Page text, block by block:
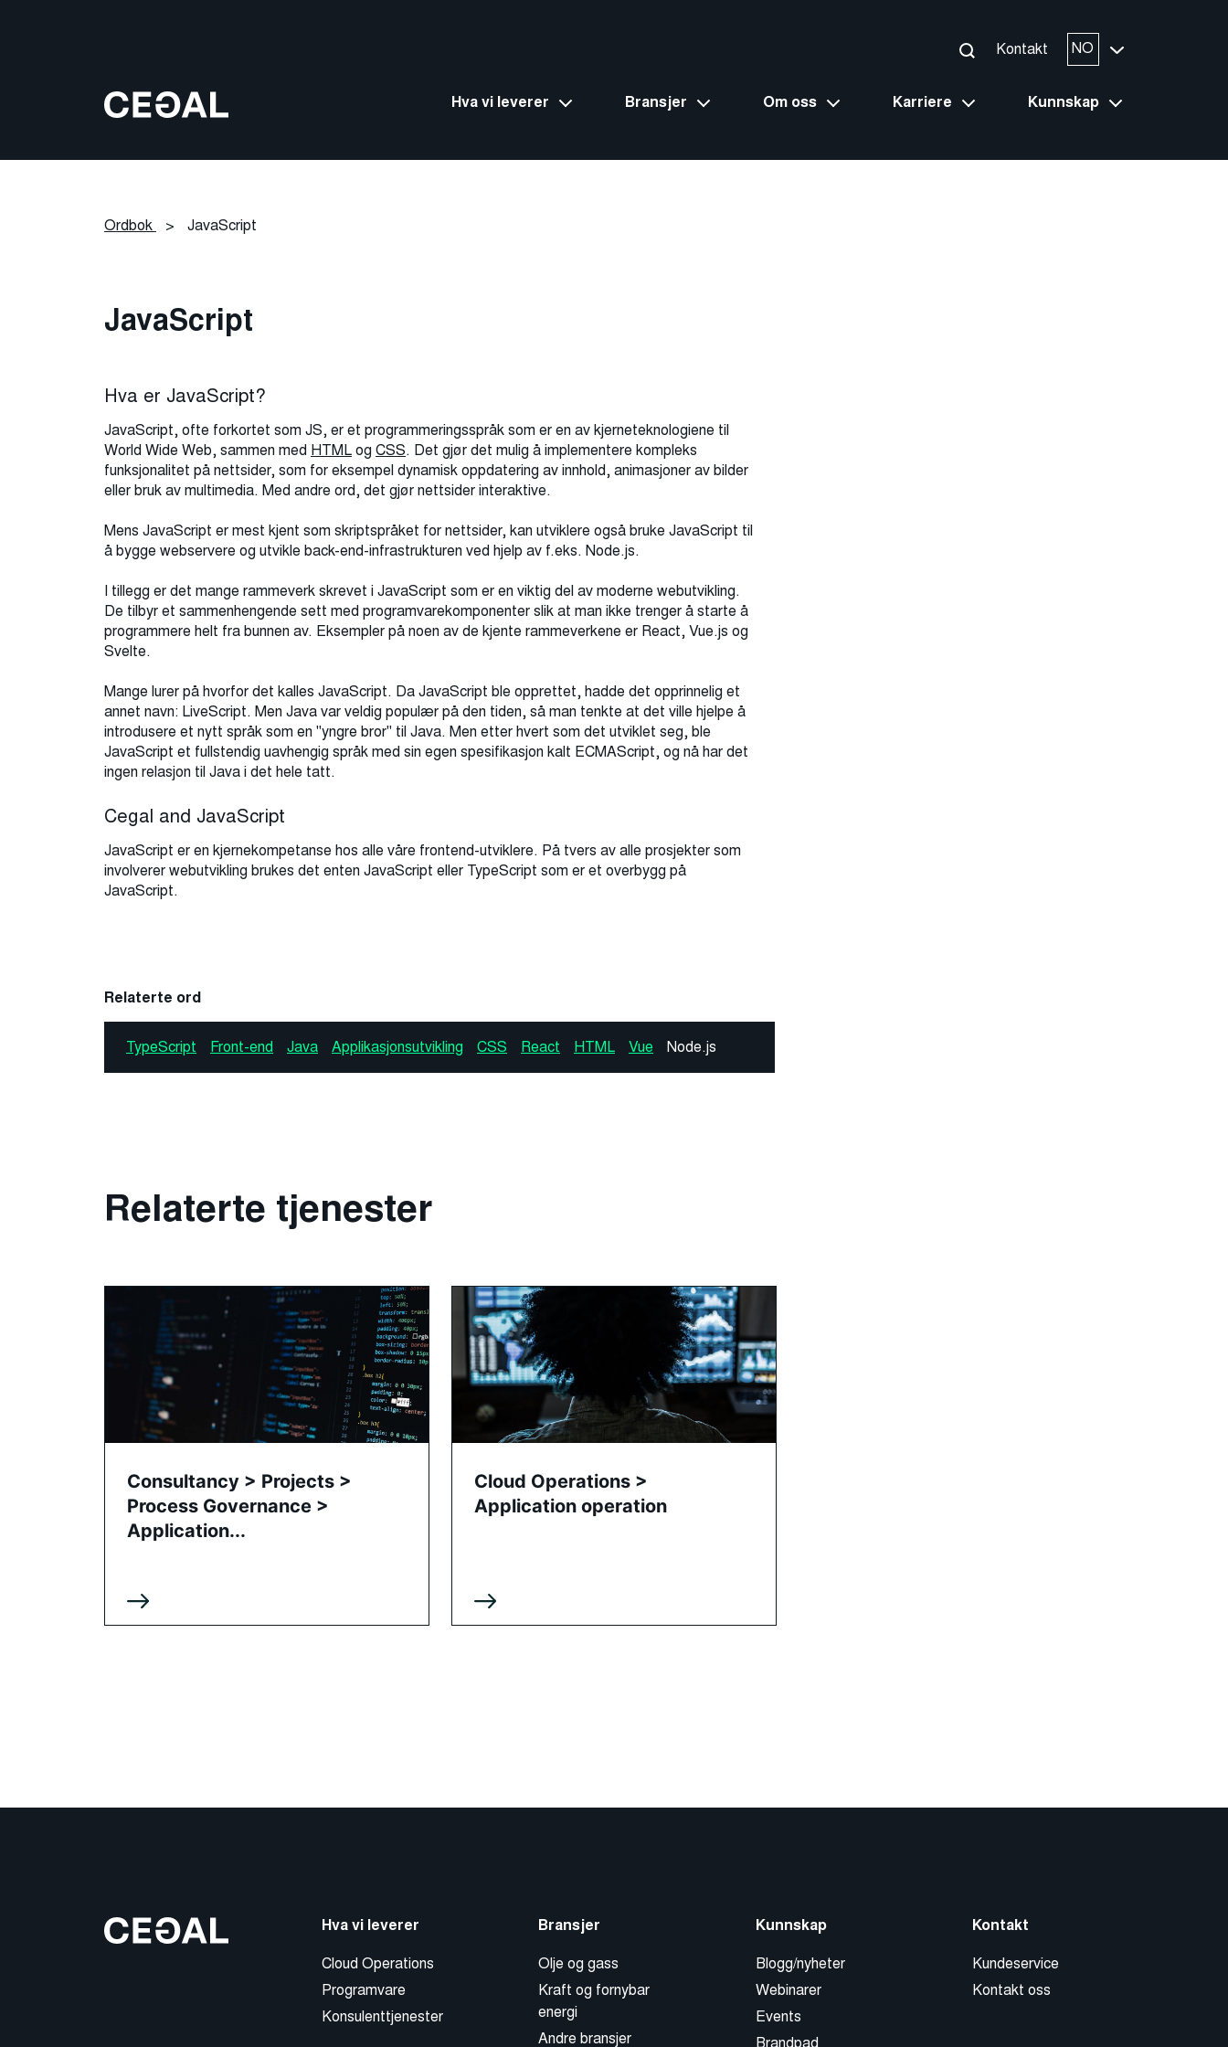
Kontakt NO
Hva vi leverer Bransjer Om oss Karriere Kunnskap
Ordbok > JavaScript
JavaScript
Hva er JavaScript?
JavaScript, ofte forkortet som JS, er et programmeringsspråk som er en av kjerneteknologiene til
World Wide Web, sammen med HTMLog CSS. Det gjør det mulig å implementere kompleks
funksjonalitet på nettsider, som for eksempel dynamisk oppdatering av innhold, animasjoner av bilder
eller bruk av multimedia. Med andre ord, det gjør nettsider interaktive.
Mens JavaScript er mest kjent som skriptspråket for nettsider, kan utviklere også bruke JavaScript til
å bygge webservere og utvikle back-end-infrastrukturen ved hjelp av f.eks. Node.js.
I tillegg er det mange rammeverk skrevet i JavaScript som er en viktig del av moderne webutvikling.
De tilbyr et sammenhengende sett med programvarekomponenter slik at man ikke trenger å starte å
programmere helt fra bunnen av. Eksempler på noen av de kjente rammeverkene er React, Vue.js og
Svelte.
Mange lurer på hvorfor det kalles JavaScript. Da JavaScript ble opprettet, hadde det opprinnelig et
annet navn: LiveScript. Men Java var veldig populær på den tiden, så man tenkte at det ville hjelpe å
introdusere et nytt språk som en "yngre bror" til Java. Men etter hvert som det utviklet seg, ble
JavaScript et fullstendig uavhengig språk med sin egen spesifikasjon kalt ECMAScript, og nå har det
ingen relasjon til Java i det hele tatt.
Cegal and JavaScript
JavaScript er en kjernekompetanse hos alle våre frontend-utviklere. På tvers av alle prosjekter som
involverer webutvikling brukes det enten JavaScript eller TypeScript som er et overbygg på
JavaScript.
Relaterte ord
TypeScript Front-end Java Applikasjonsutvikling CSS React HTML Vue Node.js
Relaterte tjenester
Consultancy > Projects >
Process Governance >
Application...
Cloud Operations >
Application operation
Hva vi leverer
Cloud Operations
Programvare
Konsulenttjenester
Bransjer
Olje og gass
Kraft og fornybar
energi
Andre bransjer
Kunnskap
Blogg/nyheter
Webinarer
Events
Brandpad
Kontakt
Kundeservice
Kontakt oss